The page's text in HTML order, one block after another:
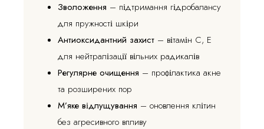
Зволоження – підтримання гідробалансу
для пружності шкіри
Антиоксидантний захист– вітамін C, E
для нейтралізації вільних радикалів
Регулярне очищення – профілактика акне
та розширених пор
М’яке відлущування – оновлення клітин
без агресивного впливу